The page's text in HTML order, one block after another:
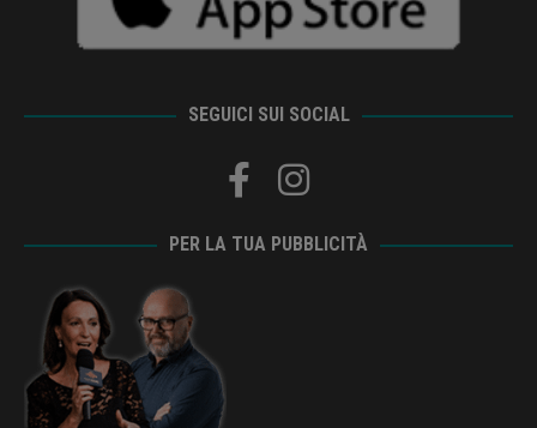
SEGUICI SUI SOCIAL
PER LA TUA PUBBLICITÀ